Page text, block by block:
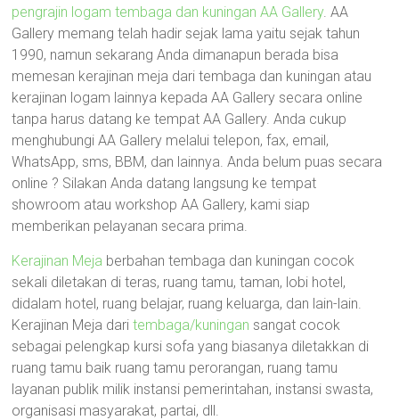
pengrajin logam tembaga dan kuningan AA Gallery. AA
Gallery memang telah hadir sejak lama yaitu sejak tahun
1990, namun sekarang Anda dimanapun berada bisa
memesan kerajinan meja dari tembaga dan kuningan atau
kerajinan logam lainnya kepada AA Gallery secara online
tanpa harus datang ke tempat AA Gallery. Anda cukup
menghubungi AA Gallery melalui telepon, fax, email,
WhatsApp, sms, BBM, dan lainnya. Anda belum puas secara
online ? Silakan Anda datang langsung ke tempat
showroom atau workshop AA Gallery, kami siap
memberikan pelayanan secara prima.
Kerajinan Meja berbahan tembaga dan kuningan cocok
sekali diletakan di teras, ruang tamu, taman, lobi hotel,
didalam hotel, ruang belajar, ruang keluarga, dan lain-lain.
Kerajinan Meja daritembaga/kuningan sangat cocok
sebagai pelengkap kursi sofa yang biasanya diletakkan di
ruang tamu baik ruang tamu perorangan, ruang tamu
layanan publik milik instansi pemerintahan, instansi swasta,
organisasi masyarakat, partai, dll.